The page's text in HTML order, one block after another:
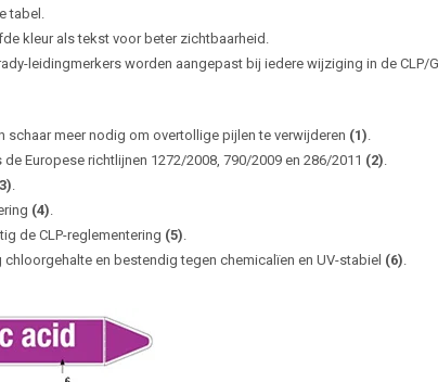
tabel.
kleur als tekst voor beter zichtbaarheid.
leidingmerkers worden aangepast bij iedere wijziging in de CLP/
schaar meer nodig om overtollige pijlen te verwijderen (1)
Europese richtlijnen 1272/2008, 790/2009 en 286/2011 (2)
(4)
de CLP-reglementering (5)
en bestendig tegen chemicalïen en UV-stabiel (6)